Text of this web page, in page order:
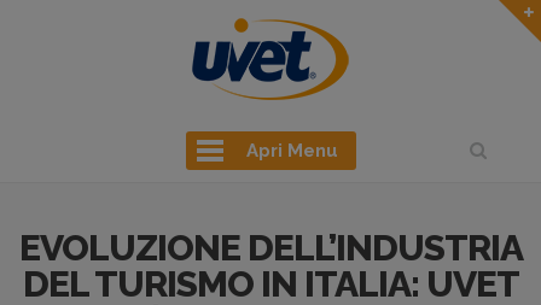
Apri Menu
EVOLUZIONE DELL’INDUSTRIA
DEL TURISMO IN ITALIA: UVET